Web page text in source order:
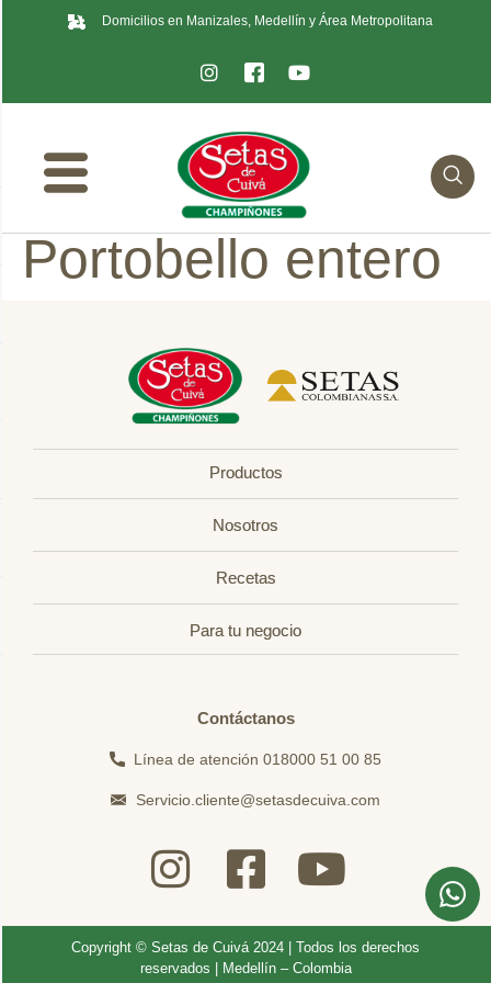
Domicilios en Manizales, Medellín y Área Metropolitana
Portobello entero
Productos
Nosotros
Recetas
Para tu negocio
Contáctanos
Línea de atención 018000 51 00 85
Servicio.cliente@setasdecuiva.com
Copyright © Setas de Cuivá 2024 | Todos los derechos
reservados | Medellín – Colombia